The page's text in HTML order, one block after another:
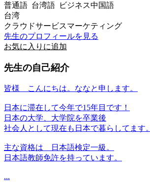
普通語 台湾語 ビジネス中国語
台湾
クラウドサービスマーケティング
先生のプロフィールを見る
お気に入りに追加
先生の自己紹介
皆様 こんにちは。ななと申します。
日本に滞在して今年で15年目です！
日本の大学、大学院を卒業後
社会人として現在も日本で暮らしてます。
主な資格は 日本語検定一級。
日本語教師免許を持っています。
...